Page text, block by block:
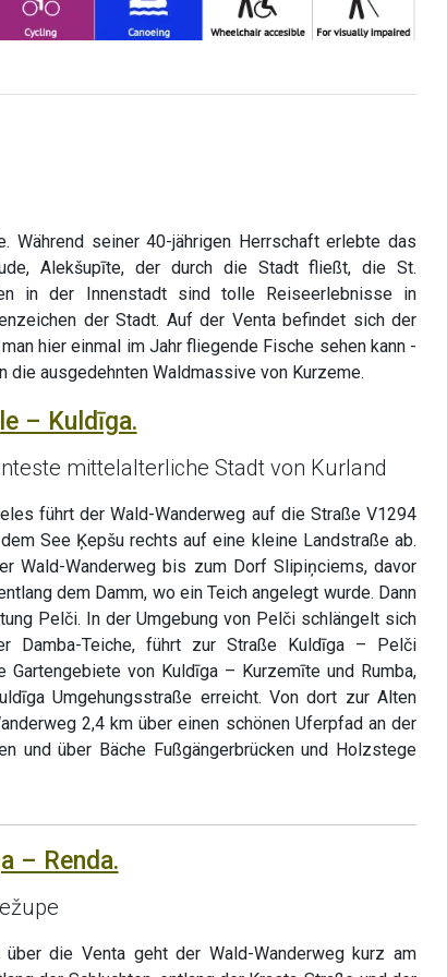
seiner 40-jährigen Herrschaft erlebte das
Alekšupīte, der durch die Stadt fließt, die St.
in der Innenstadt sind tolle Reiseerlebnisse in
der Stadt. Auf der Venta befindet sich der
hier einmal im Jahr fliegende Fische sehen kann -
die ausgedehnten Waldmassive von Kurzeme.
– Kuldīga.
mittelalterliche Stadt von Kurland
führt der Wald-Wanderweg auf die Straße V1294
See Ķepšu rechts auf eine kleine Landstraße ab.
Wald-Wanderweg bis zum Dorf Slipiņciems, davor
dem Damm, wo ein Teich angelegt wurde. Dann
Pelči. In der Umgebung von Pelči schlängelt sich
Damba-Teiche, führt zur Straße Kuldīga – Pelči
von Kuldīga – Kurzemīte und Rumba,
Umgehungsstraße erreicht. Von dort zur Alten
2,4 km über einen schönen Uferpfad an der
und über Bäche Fußgängerbrücken und Holzstege
– Renda.
die Venta geht der Wald-Wanderweg kurz am